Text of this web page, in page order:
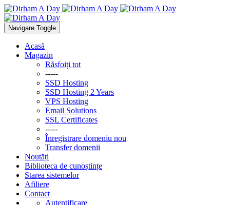
Navigare Toggle
Acasă
Magazin
Răsfoiți tot
-----
SSD Hosting
SSD Hosting 2 Years
VPS Hosting
Email Solutions
SSL Certificates
-----
Înregistrare domeniu nou
Transfer domenii
Noutăți
Biblioteca de cunoștințe
Starea sistemelor
Afiliere
Contact
Autentificare